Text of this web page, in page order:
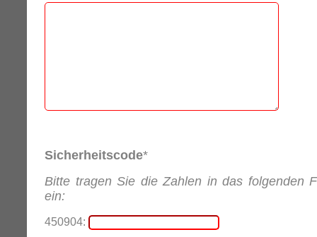
Sicherheitscode*
Bitte tragen Sie die Zahlen in das folgenden
ein:
450904: